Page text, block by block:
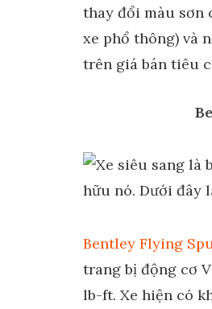
thay đổi màu sơn
xe phổ thông) và
trên giá bán tiêu
Bentley Flying
trang bị động cơ
lb-ft. Xe hiện có